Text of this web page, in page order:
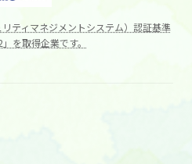
ティマネジメントシステム）認証基準
を取得企業です。